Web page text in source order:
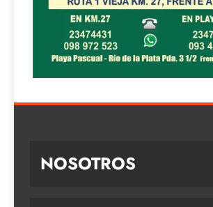
NOSOTROS